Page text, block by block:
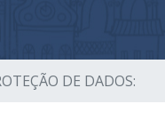
DE DADOS: